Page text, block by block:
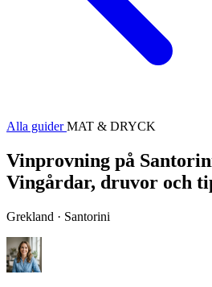
Alla guiderMAT & DRYCK
Vinprovning på
Vingårdar, druvor och
Grekland · Santorini